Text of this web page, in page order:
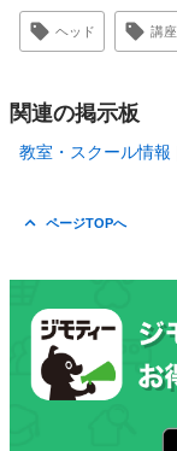
ヘッド 講座
関連の掲示板
教室・スクール情報
ページTOPへ